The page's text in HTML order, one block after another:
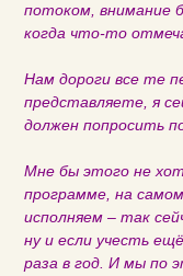
потоком, внимание
когда что-то
Нам дороги все те
представляете, я
должен попросить
Мне бы этого не
программе, на
исполняем – так
ну и если учесть
раза в год. И мы по